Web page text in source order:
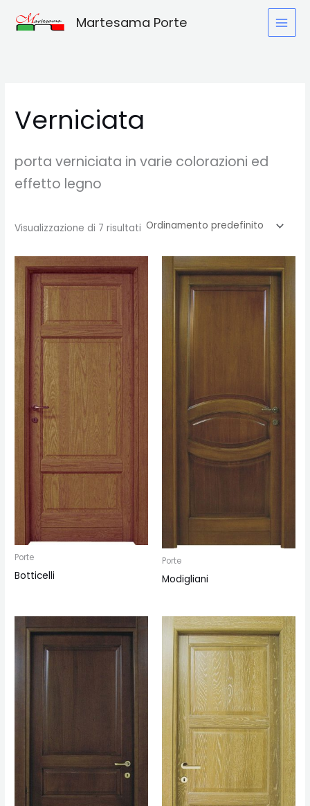
Martesama Porte
Verniciata
porta verniciata in varie colorazioni ed
effetto legno
Visualizzazione di 7 risultati
Porte
Botticelli
Porte
Modigliani